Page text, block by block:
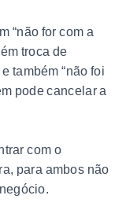
“não for com a
troca de
também “não foi
pode cancelar a
com o
para ambos não